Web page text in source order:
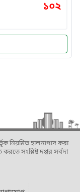
১০২
নিয়মিত হালনাগাদ করা
সংশ্লিষ্ট দপ্তর সর্বদা